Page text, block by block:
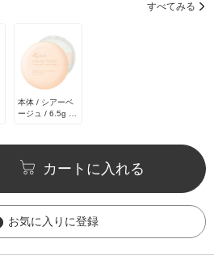
すべてみる
本体 / シアーベ
ージュ / 6.5g /
カートに入れる
お気に入りに登録